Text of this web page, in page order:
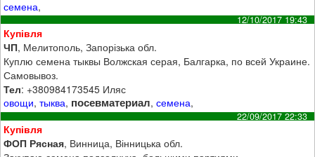
семена,
12/10/2017 19:43
Купівля
ЧП, Мелитополь, Запорізька обл.
Куплю семена тыквы Волжская серая, Балгарка, по всей Украине.
Самовывоз.
Тел: +380984173545 Иляс
овощи,тыква, посевматериал,семена,
22/09/2017 22:33
Купівля
ФОП Рясная, Винница, Вінницька обл.